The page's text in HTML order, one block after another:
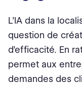
L’IA dans la
question de
d’efficacité. En
permet aux
demandes des